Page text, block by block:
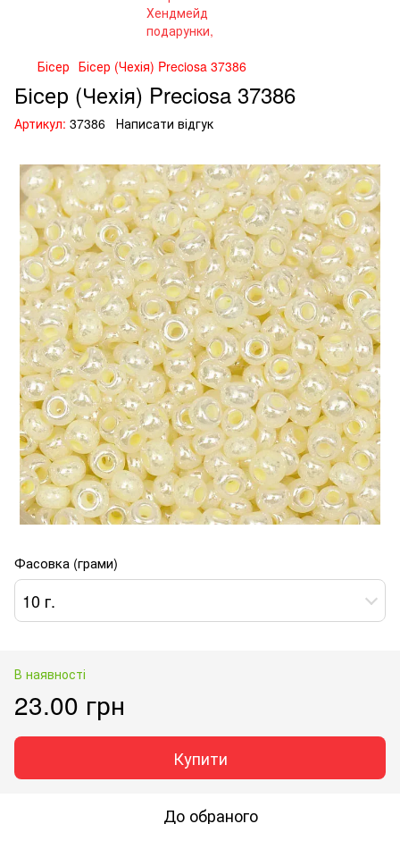
Бісер Бісер (Чехія) Preciosa 37386
Бісер (Чехія) Preciosa 37386
Артикул: 37386 Написати відгук
Фасовка (грами)
10 г.
В наявності
23.00 грн
Купити
До обраного